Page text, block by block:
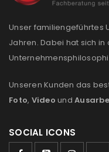
Unser familiengeführtes
Jahren. Dabei hat sich
Unseren Kunden das
Foto, Video und
SOCIAL ICONS